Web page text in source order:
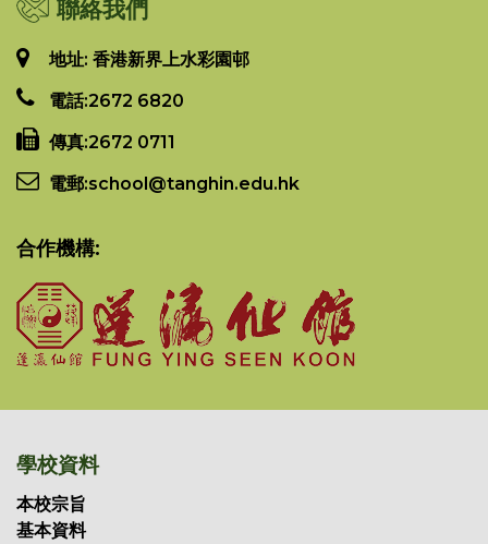
聯絡我們
地址: 香港新界上水彩園邨
電話:2672 6820
傳真:2672 0711
電郵:school@tanghin.edu.hk
合作機構:
學校資料
本校宗旨
基本資料